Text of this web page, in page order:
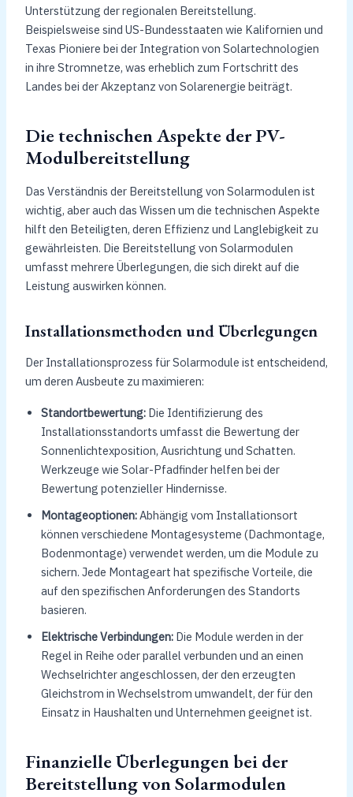
Unterstützung der regionalen Bereitstellung.
Beispielsweise sind US-Bundesstaaten wie Kalifornien und
Texas Pioniere bei der Integration von Solartechnologien
in ihre Stromnetze, was erheblich zum Fortschritt des
Landes bei der Akzeptanz von Solarenergie beiträgt.
Die technischen Aspekte der PV-
Modulbereitstellung
Das Verständnis der Bereitstellung von Solarmodulen ist
wichtig, aber auch das Wissen um die technischen Aspekte
hilft den Beteiligten, deren Effizienz und Langlebigkeit zu
gewährleisten. Die Bereitstellung von Solarmodulen
umfasst mehrere Überlegungen, die sich direkt auf die
Leistung auswirken können.
Installationsmethoden und Überlegungen
Der Installationsprozess für Solarmodule ist entscheidend,
um deren Ausbeute zu maximieren:
Standortbewertung:Die Identifizierung des
Installationsstandorts umfasst die Bewertung der
Sonnenlichtexposition, Ausrichtung und Schatten.
Werkzeuge wie Solar-Pfadfinder helfen bei der
Bewertung potenzieller Hindernisse.
Montageoptionen:Abhängig vom Installationsort
können verschiedene Montagesysteme (Dachmontage,
Bodenmontage) verwendet werden, um die Module zu
sichern. Jede Montageart hat spezifische Vorteile, die
auf den spezifischen Anforderungen des Standorts
basieren.
Elektrische Verbindungen:Die Module werden in der
Regel in Reihe oder parallel verbunden und an einen
Wechselrichter angeschlossen, der den erzeugten
Gleichstrom in Wechselstrom umwandelt, der für den
Einsatz in Haushalten und Unternehmen geeignet ist.
Finanzielle Überlegungen bei der
Bereitstellung von Solarmodulen